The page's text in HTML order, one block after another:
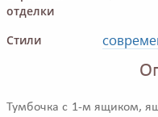
отделки
Стили
Тумбочка с 1-м ящиком,